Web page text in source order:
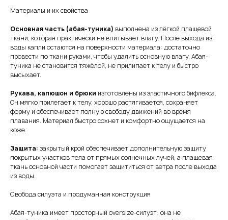
Материалы и их свойства
Основная часть (абая-туника) выполнена из лёгкой плащевой
ткани, которая практически не впитывает влагу. После выхода из
воды капли остаются на поверхности материала: достаточно
провести по ткани руками, чтобы удалить основную влагу. Абая-
туника не становится тяжёлой, не прилипает к телу и быстро
высыхает.
Рукава, капюшон и брюки изготовлены из эластичного бифлекса.
Он мягко прилегает к телу, хорошо растягивается, сохраняет
форму и обеспечивает полную свободу движений во время
плавания. Материал быстро сохнет и комфортно ощущается на
коже.
Защита: закрытый крой обеспечивает дополнительную защиту
покрытых участков тела от прямых солнечных лучей, а плащевая
ткань основной части помогает защититься от ветра после выхода
из воды.
Свобода силуэта и продуманная конструкция
Абая-туника имеет просторный oversize-силуэт: она не